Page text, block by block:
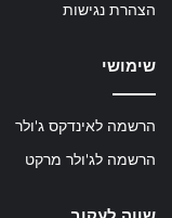
הצהרת נגישות
שימושי
הרשמה לאינדקס ג'ולר
הרשמה לג'ולר מרקט